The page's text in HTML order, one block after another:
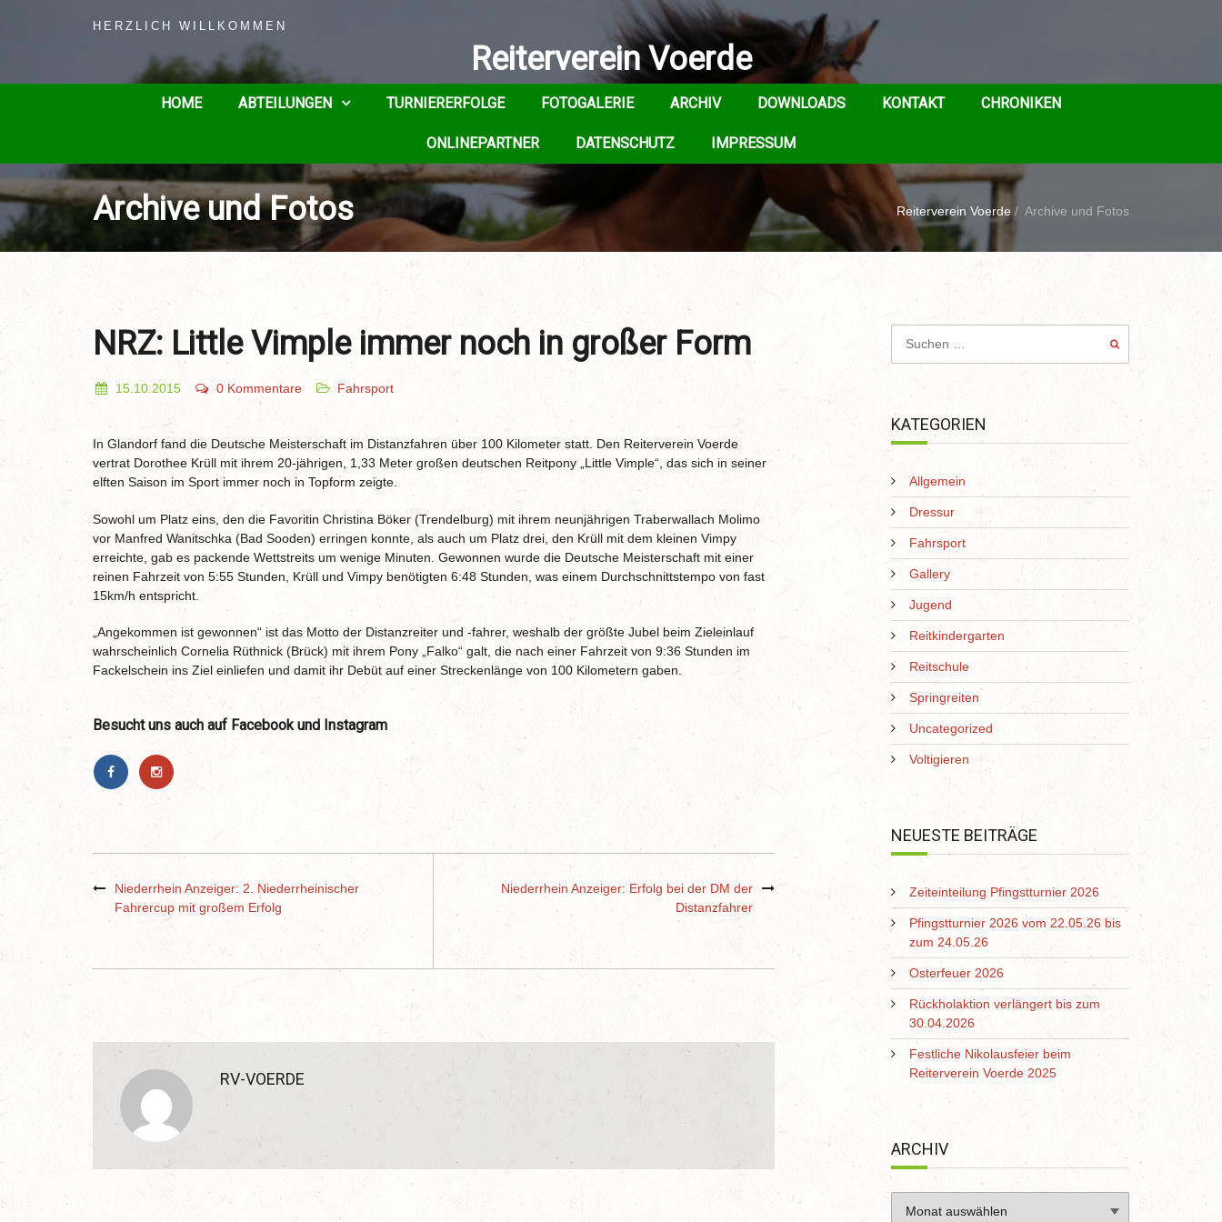
HERZLICH WILLKOMMEN
Reiterverein Voerde
HOME ABTEILUNGEN TURNIERERFOLGE FOTOGALERIE ARCHIV DOWNLOADS KONTAKT CHRONIKEN
ONLINEPARTNER DATENSCHUTZ IMPRESSUM
Archive und Fotos Reiterverein Voerde / Archive und Fotos
NRZ: Little Vimple immer noch in großer Form
15.10.2015 0 Kommentare Fahrsport
In Glandorf fand die Deutsche Meisterschaft im Distanzfahren über 100 Kilometer statt. Den Reiterverein Voerde
vertrat Dorothee Krüll mit ihrem 20-jährigen, 1,33 Meter großen deutschen Reitpony „Little Vimple“, das sich in seiner
elften Saison im Sport immer noch in Topform zeigte.
Sowohl um Platz eins, den die Favoritin Christina Böker (Trendelburg) mit ihrem neunjährigen Traberwallach Molimo
vor Manfred Wanitschka (Bad Sooden) erringen konnte, als auch um Platz drei, den Krüll mit dem kleinen Vimpy
erreichte, gab es packende Wettstreits um wenige Minuten. Gewonnen wurde die Deutsche Meisterschaft mit einer
reinen Fahrzeit von 5:55 Stunden, Krüll und Vimpy benötigten 6:48 Stunden, was einem Durchschnittstempo von fast
15km/h entspricht.
„Angekommen ist gewonnen“ ist das Motto der Distanzreiter und -fahrer, weshalb der größte Jubel beim Zieleinlauf
wahrscheinlich Cornelia Rüthnick (Brück) mit ihrem Pony „Falko“ galt, die nach einer Fahrzeit von 9:36 Stunden im
Fackelschein ins Ziel einliefen und damit ihr Debüt auf einer Streckenlänge von 100 Kilometern gaben.
Besucht uns auch auf Facebook und Instagram
Niederrhein Anzeiger: 2. Niederrheinischer
Fahrercup mit großem Erfolg
Niederrhein Anzeiger: Erfolg bei der DM der
Distanzfahrer
RV-VOERDE
KATEGORIEN
Allgemein
Dressur
Fahrsport
Gallery
Jugend
Reitkindergarten
Reitschule
Springreiten
Uncategorized
Voltigieren
NEUESTE BEITRÄGE
Zeiteinteilung Pfingstturnier 2026
Pfingstturnier 2026 vom 22.05.26 bis
zum 24.05.26
Osterfeuer 2026
Rückholaktion verlängert bis zum
30.04.2026
Festliche Nikolausfeier beim
Reiterverein Voerde 2025
ARCHIV